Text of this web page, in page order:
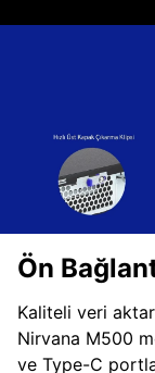
Ön
Kaliteli veri
Nirvana M500
ve Type-C